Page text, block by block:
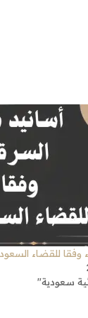
وفقا للقضاء
سعودية"